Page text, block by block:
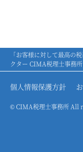
「お客様に対して最高の
クター CIMA税理士事務所
個人情報保護方針
© CIMA税理士事務所 All